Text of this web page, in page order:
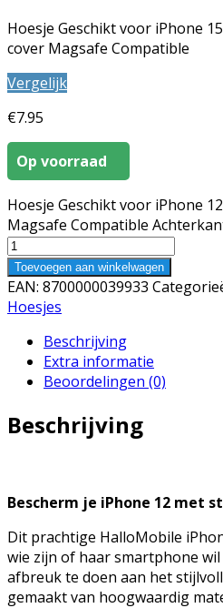
Hoesje Geschikt voor iPhone
cover Magsafe Compatible
Vergelijk
€7.95
Op voorraad
Hoesje Geschikt voor iPhone
Magsafe Compatible
Toevoegen aan winkelwagen
EAN: 8700000039933
Hoesjes
Beschrijving
Extra informatie
Beoordelingen (0)
Beschrijving
Bescherm je iPhone 12 met
Dit prachtige HalloMobile
wie zijn of haar smartphone
afbreuk te doen aan het
gemaakt van hoogwaardig